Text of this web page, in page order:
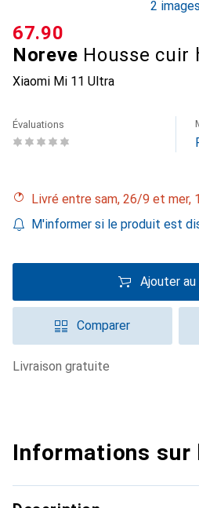
2 images
Noreve Housse cuir
Xiaomi Mi 11 Ultra
CHF
67.90
Évaluations
Livré entre sam, 26/9 et mer,
M'informer si le produit est
Ajouter au
Comparer
livraison gratuite
Informations sur